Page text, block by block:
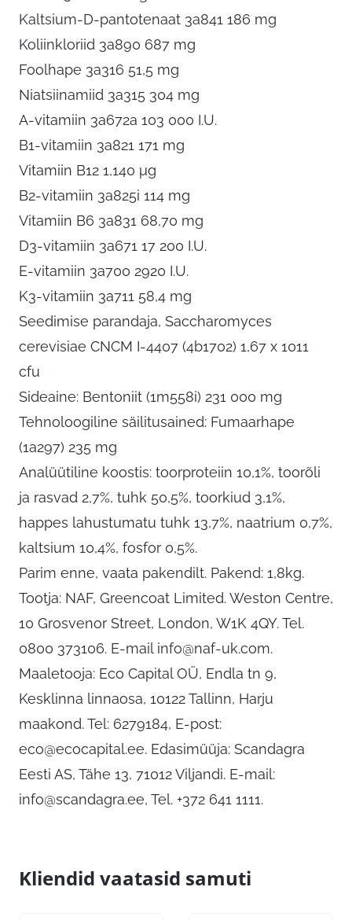
Kaltsium-D-pantotenaat 3a841 186 mg
Koliinkloriid 3a890 687 mg
Foolhape 3a316 51,5 mg
Niatsiinamiid 3a315 304 mg
A-vitamiin 3a672a 103 000 I.U.
B1-vitamiin 3a821 171 mg
Vitamiin B12 1,140 μg
B2-vitamiin 3a825i 114 mg
Vitamiin B6 3a831 68,70 mg
D3-vitamiin 3a671 17 200 I.U.
E-vitamiin 3a700 2920 I.U.
K3-vitamiin 3a711 58,4 mg
Seedimise parandaja, Saccharomyces
cerevisiae CNCM I-4407 (4b1702) 1,67 x 1011
cfu
Sideaine: Bentoniit (1m558i) 231 000 mg
Tehnoloogiline säilitusained: Fumaarhape
(1a297) 235 mg
Analüütiline koostis: toorproteiin 10,1%, toorõli
ja rasvad 2,7%, tuhk 50,5%, toorkiud 3,1%,
happes lahustumatu tuhk 13,7%, naatrium 0,7%,
kaltsium 10,4%, fosfor 0,5%.
Parim enne, vaata pakendilt. Pakend: 1,8kg.
Tootja: NAF, Greencoat Limited. Weston Centre,
10 Grosvenor Street, London, W1K 4QY. Tel.
0800 373106. E-mail info@naf-uk.com.
Maaletooja: Eco Capital OÜ, Endla tn 9,
Kesklinna linnaosa, 10122 Tallinn, Harju
maakond. Tel: 6279184, E-post:
eco@ecocapital.ee. Edasimüüja: Scandagra
Eesti AS, Tähe 13, 71012 Viljandi. E-mail:
info@scandagra.ee, Tel. +372 641 1111.
Kliendid vaatasid samuti